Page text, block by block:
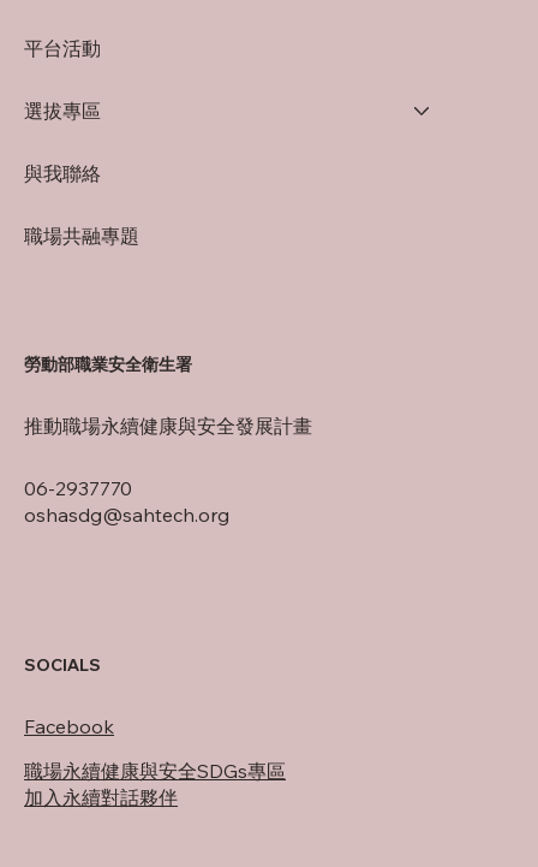
平台活動
選拔專區
與我聯絡
職場共融專題
勞動部職業安全衛生署
推動職場永續健康與安全發展計畫
06-2937770
oshasdg@sahtech.org
SOCIALS
職場永續健康與安全SDGs專區
Facebook
加入永續對話夥伴